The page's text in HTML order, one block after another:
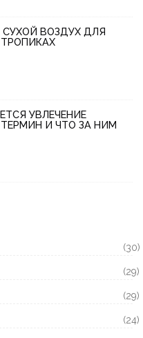
СУХОЙ ВОЗДУХ ДЛЯ
УВЛЕЧЕНИЕ
И ЧТО ЗА НИМ
(30)
(29)
(29)
(24)